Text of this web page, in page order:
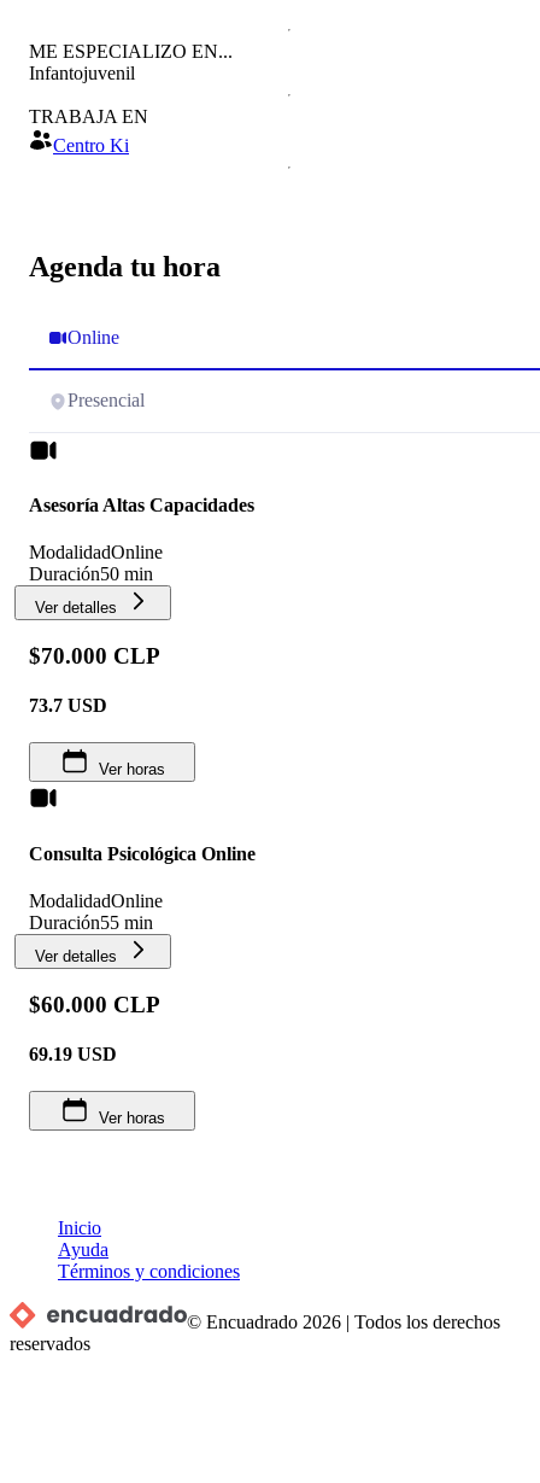
Agenda tu hora
Online
Presencial
Asesoría Altas Capacidades
ModalidadOnline
Duración50 min
Ver detalles
$70.000 CLP
73.7 USD
Ver horas
Consulta Psicológica Online
ModalidadOnline
Duración55 min
Ver detalles
$60.000 CLP
69.19 USD
Ver horas
ME ESPECIALIZO EN...
Infantojuvenil
TRABAJA EN
Centro Ki
Inicio
Ayuda
Términos y condiciones
© Encuadrado 2026 |Todos los derechos
reservados